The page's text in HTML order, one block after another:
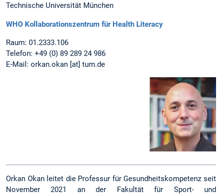
Technische Universität München
WHO Kollaborationszentrum für Health Literacy
Raum: 01.2333.106
Telefon: +49 (0) 89 289 24 986
E-Mail: orkan.okan [at] tum.de
Orkan Okan leitet die Professur für Gesundheitskompetenz seit
November 2021 an der Fakultät für Sport- und